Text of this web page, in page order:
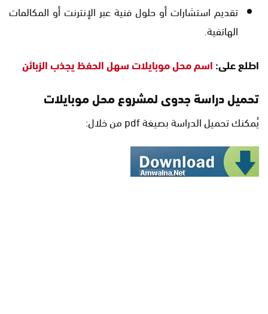
تقديم استشارات أو حلول فنية عبر الإنترنت أو المكالمات
الهاتفية.
اطلع على:اسم محل موبايلات سهل الحفظ يجذب الزبائن
تحميل دراسة جدوى لمشروع محل موبايلات
يُمكنك تحميل الدراسة بصيغة pdf من خلال: